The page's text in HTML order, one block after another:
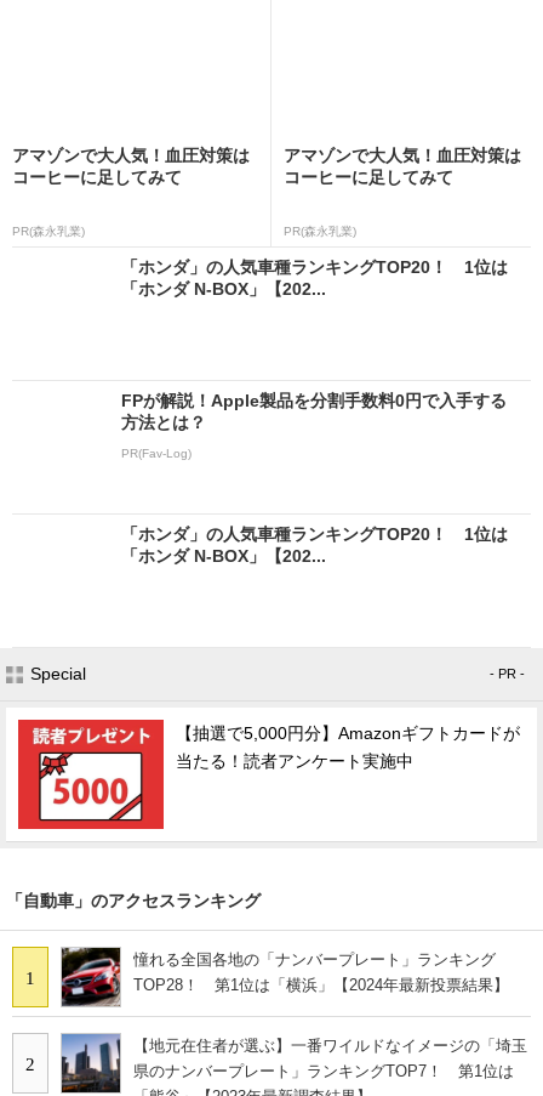
アマゾンで大人気！血圧対策は
コーヒーに足してみて
PR(森永乳業)
アマゾンで大人気！血圧対策は
コーヒーに足してみて
PR(森永乳業)
「ホンダ」の人気車種ランキングTOP20！ 1位は
「ホンダ N-BOX」【202...
FPが解説！Apple製品を分割手数料0円で入手する
方法とは？
PR(Fav-Log)
「ホンダ」の人気車種ランキングTOP20！ 1位は
「ホンダ N-BOX」【202...
Special - PR -
【抽選で5,000円分】Amazonギフトカードが
当たる！読者アンケート実施中
「自動車」のアクセスランキング
1
憧れる全国各地の「ナンバープレート」ランキング
TOP28！ 第1位は「横浜」【2024年最新投票結果】
2
【地元在住者が選ぶ】一番ワイルドなイメージの「埼玉
県のナンバープレート」ランキングTOP7！ 第1位は